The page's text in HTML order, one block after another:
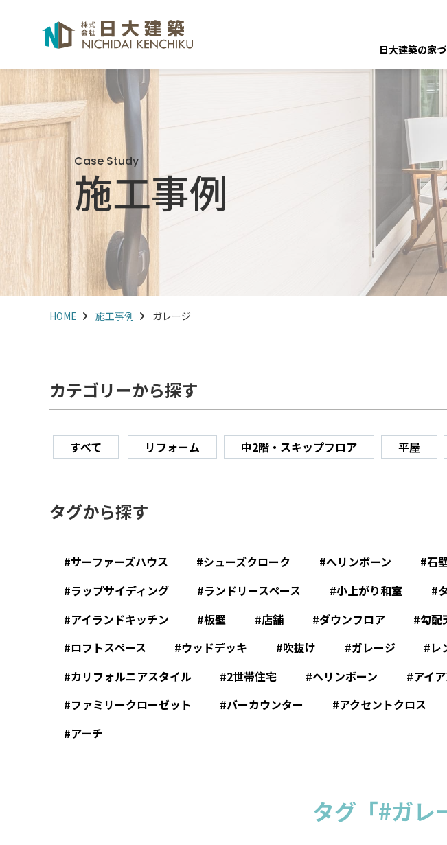
日大建築の家
Case Study
施工事例
HOME 施工事例 ガレージ
カテゴリーから探す
すべて リフォーム 中2階・スキップフロア 平屋
タグから探す
サーファーズハウス シューズクローク へリンボーン 石
ラップサイディング
ランドリースペース 小上がり和室
アイランドキッチン
板壁 店舗 ダウンフロア 勾配
ロフトスペース
ウッドデッキ 吹抜け ガレージ レ
カリフォルニアスタイル
2世帯住宅 ヘリンボーン アイ
ファミリークローゼット
バーカウンター アクセントクロス
アーチ
タグ「#ガレ